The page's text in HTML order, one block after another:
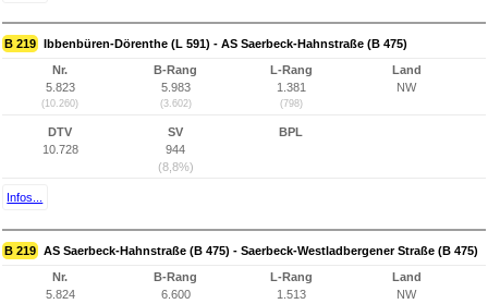
B 219 Ibbenbüren-Dörenthe (L 591) - AS Saerbeck-Hahnstraße (B 475)
Nr.
5.823
(10.260)
B-Rang
5.983
(3.602)
L-Rang
1.381
(798)
Land
NW
DTV
10.728
SV
944
(8,8%)
BPL
Infos...
B 219 AS Saerbeck-Hahnstraße (B 475) - Saerbeck-Westladbergener Straße (B 475)
Nr.
5.824
B-Rang
6.600
L-Rang
1.513
Land
NW